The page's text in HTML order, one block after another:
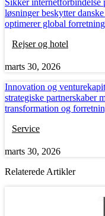
løsninger beskytter
optimerer global
Rejser og hotel
marts 30, 2026
Innovation og
strategiske partnerskaber
transformation og
Service
marts 30, 2026
Relaterede Artikler